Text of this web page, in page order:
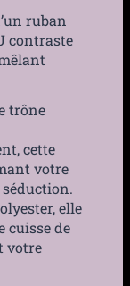
ruban
contraste
trône
cette
votre
elle
cuisse de
votre